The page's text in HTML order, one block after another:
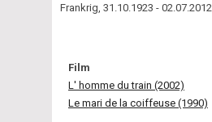
Frankrig, 31.10.1923 - 02.07.2012
Film
L' homme du train (2002)
Le mari de la coiffeuse (1990)